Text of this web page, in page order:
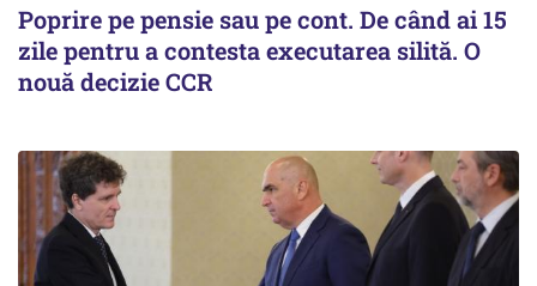
Poprire pe pensie sau pe cont. De când ai 15
zile pentru a contesta executarea silită. O
nouă decizie CCR